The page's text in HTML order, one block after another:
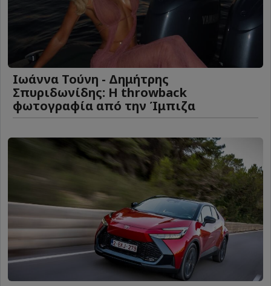
Ιωάννα Τούνη - Δημήτρης
Σπυριδωνίδης: Η throwback
φωτογραφία από την Ίμπιζα